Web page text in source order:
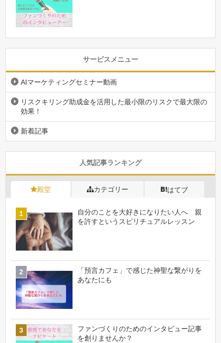
サービスメニュー
AIマーケティングセミナー動画
リスクキリング助成金を活用した最小限のリスクで最大限の
効果！
新着記事
人気記事ランキング
殿堂 カテゴリー はてブ
自分のことを大好きになりたい人へ 親
を許すというスピリチュアルレッスン
「預言カフェ」で感じた神聖な繋がりを
あなたにも
ファンづくりのためのインタビュー記事
を創りませんか？